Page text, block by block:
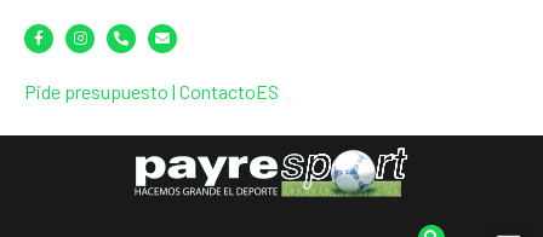
Pide presupuesto | ContactoES